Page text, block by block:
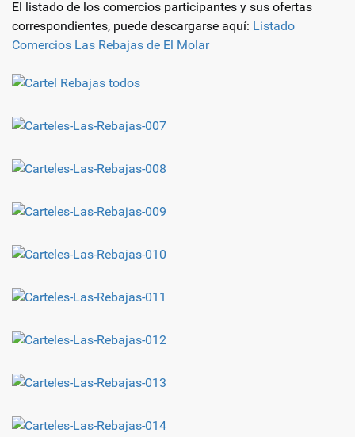
El listado de los comercios participantes y sus ofertas
correspondientes, puede descargarse aquí: Listado
Comercios Las Rebajas de El Molar